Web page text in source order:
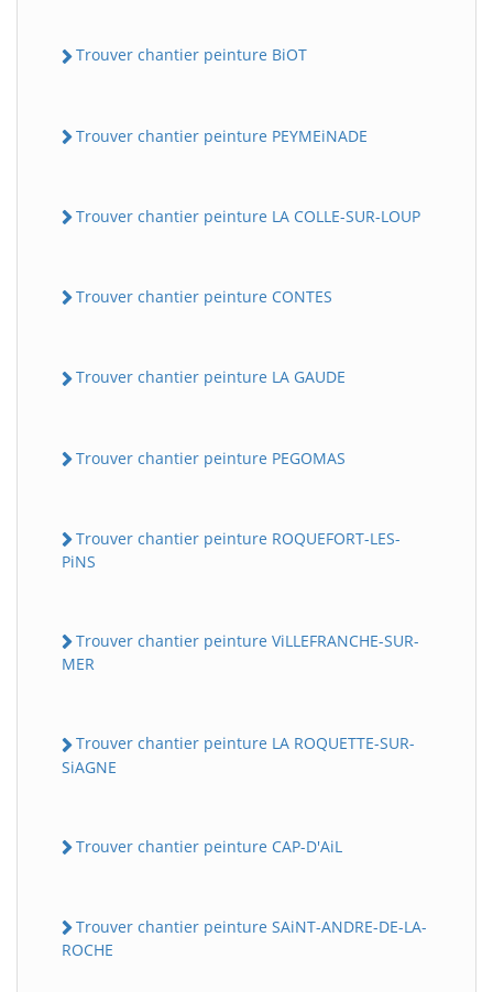
Trouver chantier peinture BiOT
Trouver chantier peinture PEYMEiNADE
Trouver chantier peinture LA COLLE-SUR-LOUP
Trouver chantier peinture CONTES
Trouver chantier peinture LA GAUDE
Trouver chantier peinture PEGOMAS
Trouver chantier peinture ROQUEFORT-LES-
PiNS
Trouver chantier peinture ViLLEFRANCHE-SUR-
MER
Trouver chantier peinture LA ROQUETTE-SUR-
SiAGNE
Trouver chantier peinture CAP-D'AiL
Trouver chantier peinture SAiNT-ANDRE-DE-LA-
ROCHE